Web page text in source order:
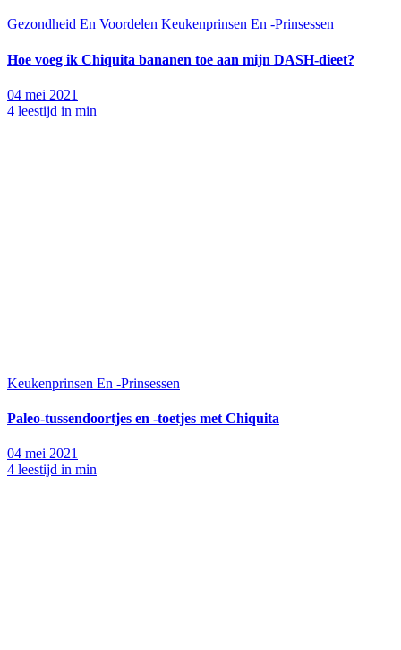
Gezondheid En Voordelen Keukenprinsen En -Prinsessen
Hoe voeg ik Chiquita bananen toe aan mijn DASH-dieet?
04 mei 2021
4 leestijd in min
Keukenprinsen En -Prinsessen
Paleo-tussendoortjes en -toetjes met Chiquita
04 mei 2021
4 leestijd in min